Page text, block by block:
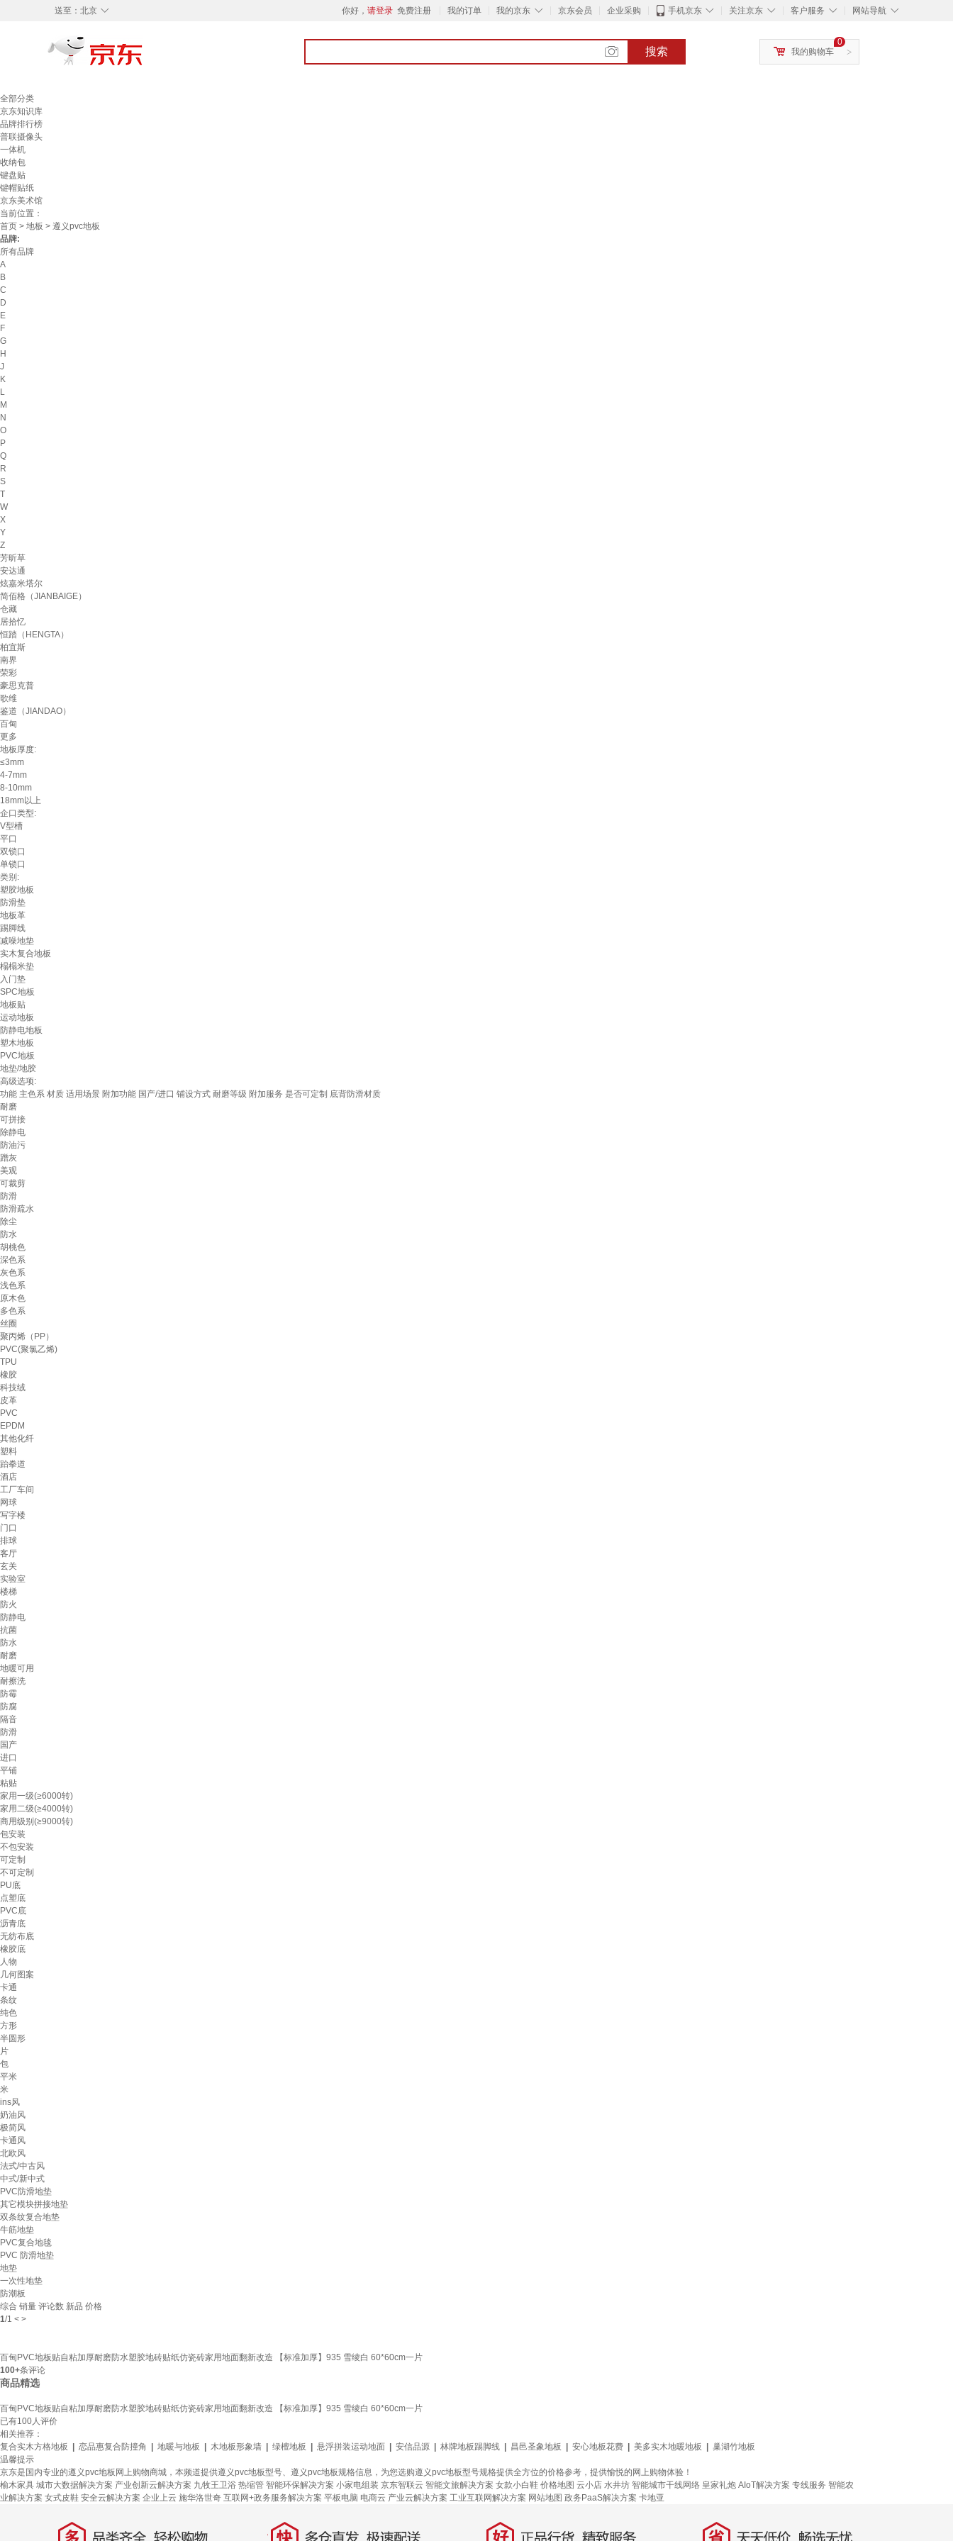
◇
送至： 北京 你好， 请登录 免费注册 我的订单 ◇
我的京东 京东会员 企业采购 ◇
手机京东 ◇
关注京东 ◇
客户服务 ◇
网站导航
搜索 >
0
我的购物车
全部分类
京东知识库
品牌排行榜
普联摄像头
一体机
收纳包
键盘贴
键帽贴纸
京东美术馆
当前位置：
首页 > 地板 > 遵义pvc地板
品牌:
所有品牌
A
B
C
D
E
F
G
H
J
K
L
M
N
O
P
Q
R
S
T
W
X
Y
Z
芳昕草
安达通
炫嘉米塔尔
简佰格（JIANBAIGE）
仓藏
居拾忆
恒踏（HENGTA）
柏宜斯
南界
荣彩
豪思克普
歌维
鉴道（JIANDAO）
百甸
更多
地板厚度:
≤3mm
4-7mm
8-10mm
18mm以上
企口类型:
V型槽
平口
双锁口
单锁口
类别:
塑胶地板
防滑垫
地板革
踢脚线
减噪地垫
实木复合地板
榻榻米垫
入门垫
SPC地板
地板贴
运动地板
防静电地板
塑木地板
PVC地板
地垫/地胶
高级选项:
功能 主色系 材质 适用场景 附加功能 国产/进口 铺设方式 耐磨等级 附加服务 是否可定制 底背防滑材质
耐磨
可拼接
除静电
防油污
蹭灰
美观
可裁剪
防滑
防滑疏水
除尘
防水
胡桃色
深色系
灰色系
浅色系
原木色
多色系
丝圈
聚丙烯（PP）
PVC(聚氯乙烯)
TPU
橡胶
科技绒
皮革
PVC
EPDM
其他化纤
塑料
跆拳道
酒店
工厂车间
网球
写字楼
门口
排球
客厅
玄关
实验室
楼梯
防火
防静电
抗菌
防水
耐磨
地暖可用
耐擦洗
防霉
防腐
隔音
防滑
国产
进口
平铺
粘贴
家用一级(≥6000转)
家用二级(≥4000转)
商用级别(≥9000转)
包安装
不包安装
可定制
不可定制
PU底
点塑底
PVC底
沥青底
无纺布底
橡胶底
人物
几何图案
卡通
条纹
纯色
方形
半圆形
片
包
平米
米
ins风
奶油风
极简风
卡通风
北欧风
法式/中古风
中式/新中式
PVC防滑地垫
其它模块拼接地垫
双条纹复合地垫
牛筋地垫
PVC复合地毯
PVC 防滑地垫
地垫
一次性地垫
防潮板
综合 销量 评论数 新品 价格
1/1 < >
百甸PVC地板贴自粘加厚耐磨防水塑胶地砖贴纸仿瓷砖家用地面翻新改造 【标准加厚】935 雪绫白 60*60cm一片
100+条评论
商品精选
百甸PVC地板贴自粘加厚耐磨防水塑胶地砖贴纸仿瓷砖家用地面翻新改造 【标准加厚】935 雪绫白 60*60cm一片
已有100人评价
相关推荐：
复合实木方格地板
恋品惠复合防撞角 地暖与地板 木地板形象墙 绿檀地板 悬浮拼装运动地面 安信品源 林牌地板踢脚线 昌邑圣象地板 安心地板花费 美多实木地暖地板
巢湖竹地板
温馨提示
京东是国内专业的遵义pvc地板网上购物商城，本频道提供遵义pvc地板型号、遵义pvc地板规格信息，为您选购遵义pvc地板型号规格提供全方位的价格参考，提供愉悦的网上购物体验！
榆木家具 城市大数据解决方案 产业创新云解决方案 九牧王卫浴 热缩管 智能环保解决方案 小家电组装 京东智联云 智能文旅解决方案 女款小白鞋 价格地图 云小店 水井坊 智能城市干线网络 皇家礼炮 AIoT解决方案 专线服务 智能农
业解决方案 女式皮鞋 安全云解决方案 企业上云 施华洛世奇 互联网+政务服务解决方案 平板电脑 电商云 产业云解决方案 工业互联网解决方案 网站地图 政务PaaS解决方案 卡地亚
多 品类齐全，轻松购物 快 多仓直发，极速配送 好 正品行货，精致服务 省 天天低价，畅选无忧